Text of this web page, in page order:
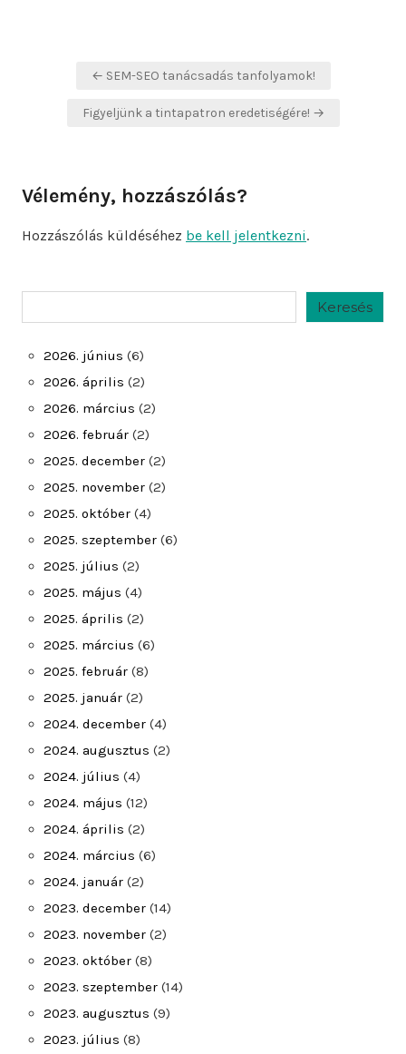
Bejegyzés← SEM-SEO tanácsadás tanfolyamok!
Figyeljünk a tintapatron eredetiségére! →
Vélemény, hozzászólás?
Hozzászólás küldéséhez be kell jelentkezni.
Keresés
2026. június (6)
2026. április (2)
2026. március (2)
2026. február (2)
2025. december (2)
2025. november (2)
2025. október (4)
2025. szeptember (6)
2025. július (2)
2025. május (4)
2025. április (2)
2025. március (6)
2025. február (8)
2025. január (2)
2024. december (4)
2024. augusztus (2)
2024. július (4)
2024. május (12)
2024. április (2)
2024. március (6)
2024. január (2)
2023. december (14)
2023. november (2)
2023. október (8)
2023. szeptember (14)
2023. augusztus (9)
2023. július (8)